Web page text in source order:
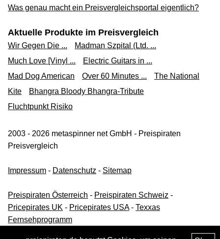
Was genau macht ein Preisvergleichsportal eigentlich?
Aktuelle Produkte im Preisvergleich
Wir Gegen Die ...
Madman Szpital (Ltd. ...
Much Love [Vinyl ...
Electric Guitars in ...
Mad Dog American
Over 60 Minutes ...
The National
Kite
Bhangra Bloody Bhangra-Tribute
Fluchtpunkt Risiko
2003 - 2026 metaspinner net GmbH - Preispiraten
Preisvergleich
Impressum - Datenschutz - Sitemap
Preispiraten Österreich - Preispiraten Schweiz -
Pricepirates UK - Pricepirates USA- Texxas
Fernsehprogramm